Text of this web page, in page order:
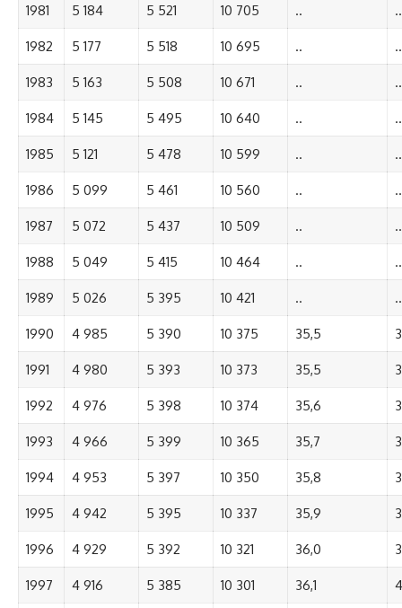
1981 5 184 5 521 10 705 .. ..
1982 5 177 5 518 10 695 .. ..
1983 5 163 5 508 10 671 .. ..
1984 5 145 5 495 10 640 .. ..
1985 5 121 5 478 10 599 .. ..
1986 5 099 5 461 10 560 .. ..
1987 5 072 5 437 10 509 .. ..
1988 5 049 5 415 10 464 .. ..
1989 5 026 5 395 10 421 .. ..
1990 4 985 5 390 10 375 35,5
1991 4 980 5 393 10 373 35,5
1992 4 976 5 398 10 374 35,6
1993 4 966 5 399 10 365 35,7
1994 4 953 5 397 10 350 35,8
1995 4 942 5 395 10 337 35,9
1996 4 929 5 392 10 321 36,0
1997 4 916 5 385 10 301 36,1